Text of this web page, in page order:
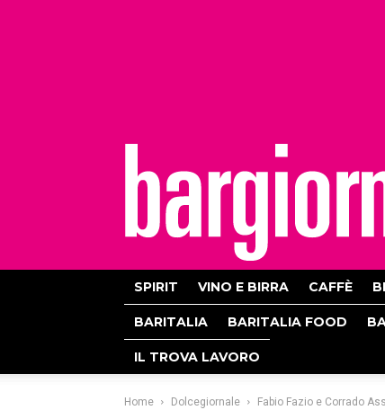
SPIRIT VINO E BIRRA CAFFÈ
BARITALIA BARITALIA FOOD
IL TROVA LAVORO
Home Dolcegiornale Fabio Fazio e Corrado